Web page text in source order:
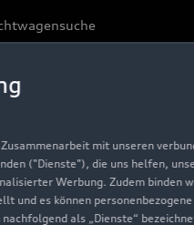
mit unseren
("Dienste"), die uns helfen,
Werbung. Zudem binden
und es können
als „Dienste“